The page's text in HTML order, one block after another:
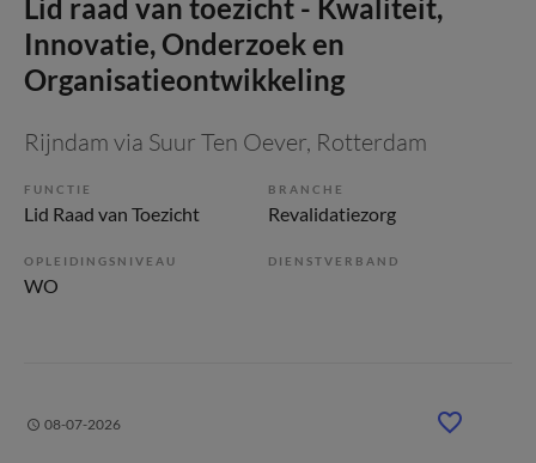
Lid raad van toezicht - Kwaliteit,
Innovatie, Onderzoek en
Organisatieontwikkeling
Rijndam via Suur Ten Oever, Rotterdam
FUNCTIE
Lid Raad van Toezicht
BRANCHE
Revalidatiezorg
OPLEIDINGSNIVEAU
WO
DIENSTVERBAND
08-07-2026